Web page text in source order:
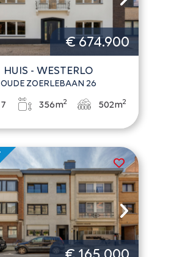
€ 674.900
HUIS - WESTERLO
OUDE ZOERLEBAAN 26
7 356m2 502m2